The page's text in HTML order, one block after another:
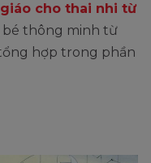
cho thai nhi từ
bé thông minh từ
hợp trong phần